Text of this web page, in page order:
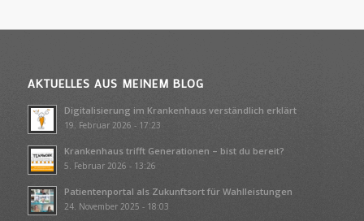
AKTUELLES AUS MEINEM BLOG
Digitalisierung im Krankenhaus verständlich erklärt
19. Februar 2026 - 17:23
Krankenhaus trifft Generationen – bist du bereit?
5. Februar 2026 - 13:26
Patientenportal als Zukunftsort für Wahlleistungen
24. November 2025 - 18:03